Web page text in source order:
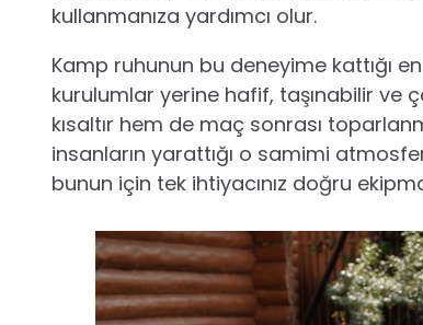
kullanmanıza yardımcı olur.
Kamp ruhunun bu deneyime kattığı
kurulumlar yerine hafif, taşınabilir ve
kısaltır hem de maç sonrası
insanların yarattığı o samimi
bunun için tek ihtiyacınız doğru